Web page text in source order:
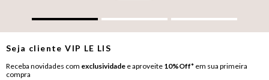
Seja clienteVIP LE LIS
Receba novidades com exclusividade e aproveite 10%Off* em sua primeira
compra